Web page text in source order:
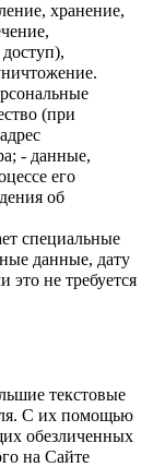
хранение,
(при
- данные,
его
об
специальные
данные, дату
это не требуется
текстовые
С их помощью
обезличенных
на Сайте